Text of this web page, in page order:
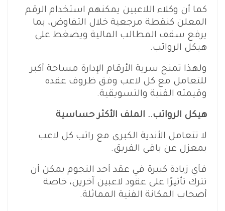
كما أن وكلاء اللاعبين يمكنهم استخدام الرقم
المعلن كنقطة مرجعية خلال التفاوض، بما
يرفع سقف المطالب المالية ويضغط على
هيكل الرواتب.
ولهذا تمنح سرية الأرقام الإدارة مساحة أكبر
للتعامل مع كل لاعب وفق ظروف عقده
وقيمته الفنية والتسويقية.
هيكل الرواتب.. الملف الأكثر حساسية
لا تتعامل الأندية الكبرى مع راتب كل لاعب
بمعزل عن باقي الفريق.
فأي زيادة كبيرة في عقد أحد النجوم يمكن أن
تترك تأثيرًا على عقود لاعبين آخرين، خاصة
أصحاب المكانة الفنية المماثلة.